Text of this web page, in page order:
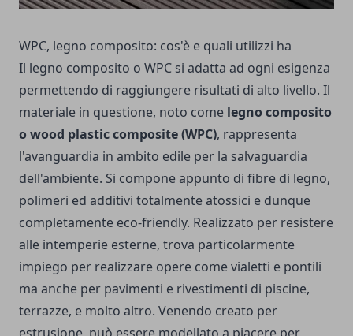
WPC, legno composito: cos'è e quali utilizzi ha
Il legno composito o WPC si adatta ad ogni esigenza
permettendo di raggiungere risultati di alto livello. Il
materiale in questione, noto come legno composito
o wood plastic composite (WPC), rappresenta
l'avanguardia in ambito edile per la salvaguardia
dell'ambiente. Si compone appunto di fibre di legno,
polimeri ed additivi totalmente atossici e dunque
completamente eco-friendly. Realizzato per resistere
alle intemperie esterne, trova particolarmente
impiego per realizzare opere come vialetti e pontili
ma anche per pavimenti e rivestimenti di piscine,
terrazze, e molto altro. Venendo creato per